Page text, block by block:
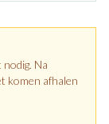
Na
komen afhalen